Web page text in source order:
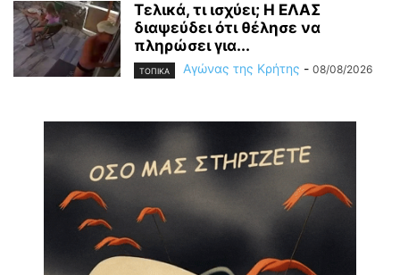
Τελικά, τι ισχύει; Η ΕΛΑΣ
διαψεύδει ότι θέλησε να
πληρώσει για...
ΤΟΠΙΚΑ Αγώνας της Κρήτης - 08/08/2026